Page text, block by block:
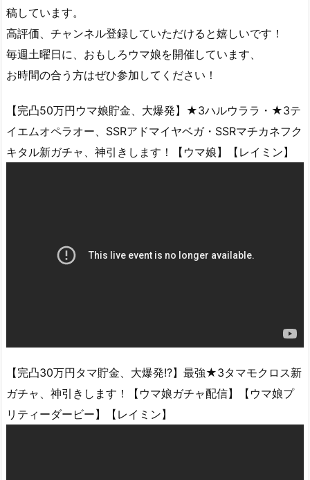
稿しています。
高評価、チャンネル登録していただけると嬉しいです！
毎週土曜日に、おもしろウマ娘を開催しています、
お時間の合う方はぜひ参加してください！
【完凸50万円ウマ娘貯金、大爆発】★3ハルウララ・★3テ
イエムオペラオー、SSRアドマイヤベガ・SSRマチカネフク
キタル新ガチャ、神引きします！【ウマ娘】【レイミン】
【完凸30万円タマ貯金、大爆発!?】最強★3タマモクロス新
ガチャ、神引きします！【ウマ娘ガチャ配信】【ウマ娘プ
リティーダービー】【レイミン】